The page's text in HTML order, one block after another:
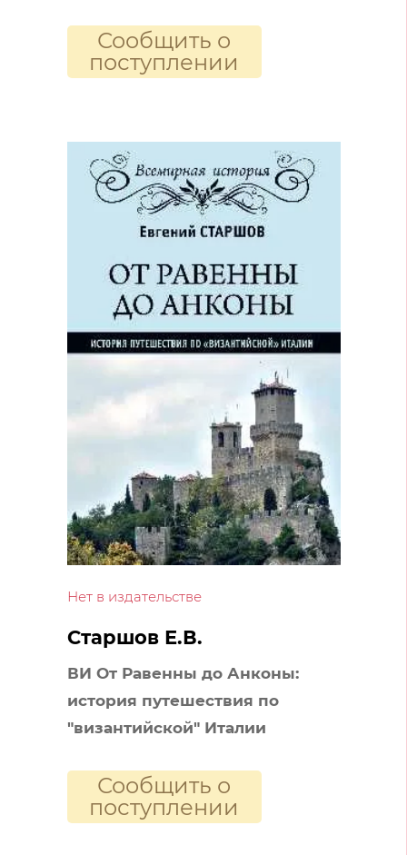
Сообщить о
поступлении
Нет в издательстве
Старшов Е.В.
ВИ От Равенны до Анконы:
история путешествия по
"византийской" Италии
Сообщить о
поступлении